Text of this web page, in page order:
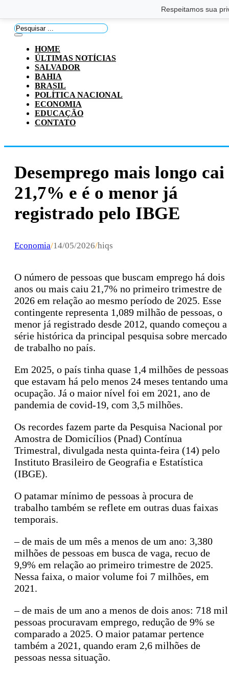
Respeitamos sua
Pesquisar
...
HOME
ÚLTIMAS NOTÍCIAS
SALVADOR
BAHIA
BRASIL
POLÍTICA NACIONAL
ECONOMIA
EDUCAÇÃO
CONTATO
Desemprego mais longo cai
21,7% e é o menor já
registrado pelo IBGE
Economia/14/05/2026/hiqs
O número de pessoas que buscam emprego há dois
anos ou mais caiu 21,7% no primeiro trimestre de
2026 em relação ao mesmo período de 2025. Esse
contingente representa 1,089 milhão de pessoas, o
menor já registrado desde 2012, quando começou a
série histórica da principal pesquisa sobre mercado
de trabalho no país.
Em 2025, o país tinha quase 1,4 milhões de pessoas
que estavam há pelo menos 24 meses tentando uma
ocupação. Já o maior nível foi em 2021, ano de
pandemia de covid-19, com 3,5 milhões.
Os recordes fazem parte da Pesquisa Nacional por
Amostra de Domicílios (Pnad) Contínua
Trimestral, divulgada nesta quinta-feira (14) pelo
Instituto Brasileiro de Geografia e Estatística
(IBGE).
O patamar mínimo de pessoas à procura de
trabalho também se reflete em outras duas faixas
temporais.
– de mais de um mês a menos de um ano: 3,380
milhões de pessoas em busca de vaga, recuo de
9,9% em relação ao primeiro trimestre de 2025.
Nessa faixa, o maior volume foi 7 milhões, em
2021.
– de mais de um ano a menos de dois anos: 718 mil
pessoas procuravam emprego, redução de 9% se
comparado a 2025. O maior patamar pertence
também a 2021, quando eram 2,6 milhões de
pessoas nessa situação.